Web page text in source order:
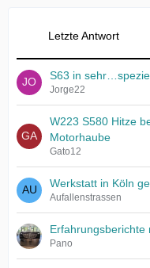
Letzte Antwort
S63 in
Jorge22
W223 S580 Hitze
Motorhaube
Gato12
Werkstatt in Köln
Aufallenstrassen
Erfahrungsberichte
Pano